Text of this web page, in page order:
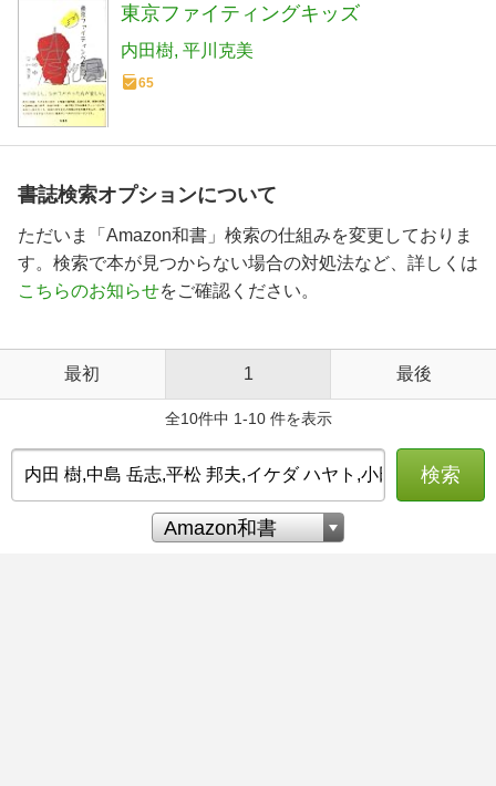
東京ファイティングキッズ
内田樹 平川克美
65
書誌検索オプションについて
ただいま「Amazon和書」検索の仕組みを変更しておりま
す。検索で本が見つからない場合の対処法など、詳しくは
こちらのお知らせをご確認ください。
最初 1 最後
全10件中 1-10 件を表示
検索